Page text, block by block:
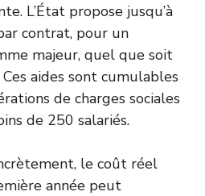
L’État propose jusqu’à
contrat, pour un
majeur, quel que soit
aides sont cumulables
de charges sociales
de 250 salariés.
le coût réel
année peut